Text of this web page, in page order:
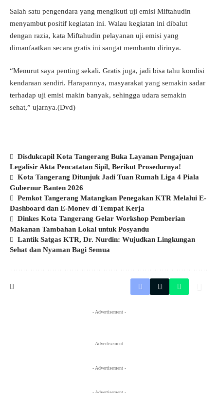
Salah satu pengendara yang mengikuti uji emisi Miftahudin
menyambut positif kegiatan ini. Walau kegiatan ini dibalut
dengan razia, kata Miftahudin pelayanan uji emisi yang
dimanfaatkan secara gratis ini sangat membantu dirinya.
“Menurut saya penting sekali. Gratis juga, jadi bisa tahu kondisi
kendaraan sendiri. Harapannya, masyarakat yang semakin sadar
terhadap uji emisi makin banyak, sehingga udara semakin
sehat,” ujarnya.(Dvd)
Disdukcapil Kota Tangerang Buka Layanan Pengajuan
Legalisir Akta Pencatatan Sipil, Berikut Prosedurnya!
Kota Tangerang Ditunjuk Jadi Tuan Rumah Liga 4 Piala
Gubernur Banten 2026
Pemkot Tangerang Matangkan Penegakan KTR Melalui E-
Dashboard dan E-Monev di Tempat Kerja
Dinkes Kota Tangerang Gelar Workshop Pemberian
Makanan Tambahan Lokal untuk Posyandu
Lantik Satgas KTR, Dr. Nurdin: Wujudkan Lingkungan
Sehat dan Nyaman Bagi Semua
- Advertisement -
- Advertisement -
- Advertisement -